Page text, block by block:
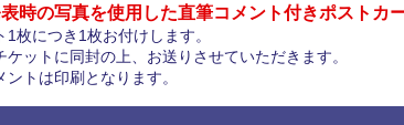
時の写真を使用した直筆コメント付きポストカ
1枚につき1枚お付けします。
ケットに同封の上、お送りさせていただきます。
ントは印刷となります。